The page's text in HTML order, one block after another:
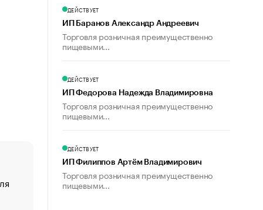
«От спорта тело стареет иначе». Как живет глава
создавшей GTA
ДЕЙСТВУЕТ
ИП Баранов Александр Андреевич
Торговля розничная преимущественно
пищевыми...
ДЕЙСТВУЕТ
ИП Федорова Надежда Владимировна
Торговля розничная преимущественно
пищевыми...
ДЕЙСТВУЕТ
ИП Филиппов Артём Владимирович
Торговля розничная преимущественно
пищевыми...